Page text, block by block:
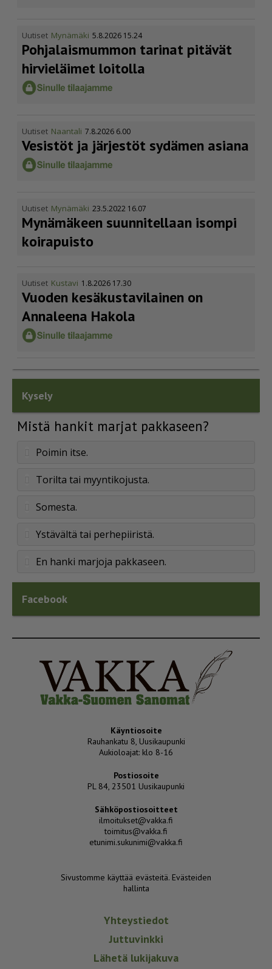
Uutiset Mynämäki 5.8.2026 15.24
Pohja­lais­mummon tarinat pitävät
hirvieläimet loitolla
Uutiset Naantali 7.8.2026 6.00
Vesistöt ja järjestöt sydämen asiana
Uutiset Mynämäki 23.5.2022 16.07
Mynämäkeen suunnitellaan isompi
koirapuisto
Uutiset Kustavi 1.8.2026 17.30
Vuoden kesäkus­ta­vi­lainen on
Annaleena Hakola
Kysely
Mistä hankit marjat pakkaseen?
Poimin itse.
Torilta tai myyntikojusta.
Somesta.
Ystävältä tai perhepiiristä.
En hanki marjoja pakkaseen.
Facebook
Käyntiosoite
Rauhankatu 8, Uusikaupunki
Aukioloajat: klo 8-16
Postiosoite
PL 84, 23501 Uusikaupunki
Sähköpostiosoitteet
ilmoitukset@vakka.fi
toimitus@vakka.fi
etunimi.sukunimi@vakka.fi
Sivustomme käyttää evästeitä. Evästeiden
hallinta
Yhteystiedot
Juttuvinkki
Lähetä lukijakuva